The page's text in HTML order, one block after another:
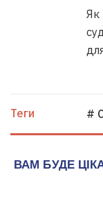
Як
Теги #